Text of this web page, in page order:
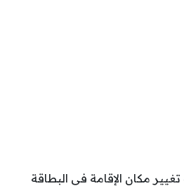
مكان الإقامة في البطاقة